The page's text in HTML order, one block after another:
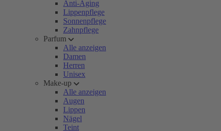
Anti-Aging
Lippenpflege
Sonnenpflege
Zahnpflege
Parfum
Alle anzeigen
Damen
Herren
Unisex
Make-up
Alle anzeigen
Augen
Lippen
Nägel
Teint